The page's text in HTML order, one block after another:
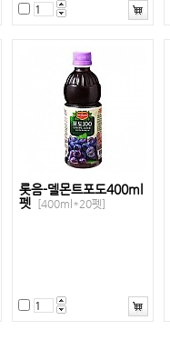
롯음-델몬트포도400ml
펫
[400ml*20펫]